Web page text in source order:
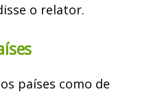
o relator.
países como de